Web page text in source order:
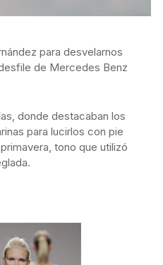
para desvelarnos
de Mercedes Benz
donde destacaban los
para lucirlos con pie
tono que utilizó